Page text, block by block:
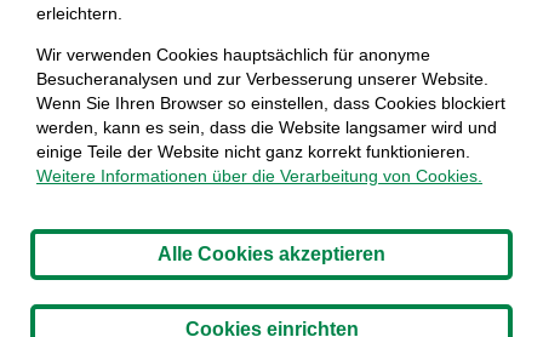
Abfallentsorgung
Abfallmanagement
Altholz
Bauschutt
Baustellenabfälle
Bewusstseinsbildung
Containerart
Elektroschrott
Entrümpelung
Eternit
FCC Austria Abfall Service
AG
Gartenabfälle Gerümpel
Gewerbe und
Littering
Privatpersonen
Qualität & Zertifizierung
Ressourcenschonend
Reusing
erleichtern.
Wir verwenden Cookies hauptsächlich für anonyme
Besucheranalysen und zur Verbesserung unserer Website.
Wenn Sie Ihren Browser so einstellen, dass Cookies blockiert
werden, kann es sein, dass die Website langsamer wird und
einige Teile der Website nicht ganz korrekt funktionieren.
Weitere Informationen über die Verarbeitung von Cookies.
Alle Cookies akzeptieren
Cookies einrichten